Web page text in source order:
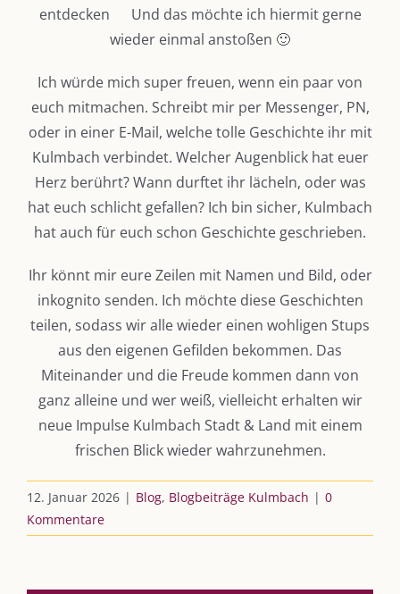
entdecken
Und das möchte ich hiermit gerne
wieder einmal anstoßen 🙂
Ich würde mich super freuen, wenn ein paar von
euch mitmachen. Schreibt mir per Messenger, PN,
oder in einer E-Mail, welche tolle Geschichte ihr mit
Kulmbach verbindet. Welcher Augenblick hat euer
Herz berührt? Wann durftet ihr lächeln, oder was
hat euch schlicht gefallen? Ich bin sicher, Kulmbach
hat auch für euch schon Geschichte geschrieben.
Ihr könnt mir eure Zeilen mit Namen und Bild, oder
inkognito senden. Ich möchte diese Geschichten
teilen, sodass wir alle wieder einen wohligen Stups
aus den eigenen Gefilden bekommen. Das
Miteinander und die Freude kommen dann von
ganz alleine und wer weiß, vielleicht erhalten wir
neue Impulse Kulmbach Stadt & Land mit einem
frischen Blick wieder wahrzunehmen.
12. Januar 2026 | Blog, Blogbeiträge Kulmbach | 0
Kommentare
DIE KULMBLOGGERA
Kulmbloggera
Podcast
Kooperationen
Leistungen – Buchungen
AKTUELLES
Immer die passende Geschenkidee – für jeden Anlass